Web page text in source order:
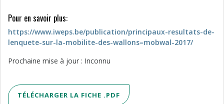
Pour en savoir plus:
https://www.iweps.be/publication/principaux-resultats-de-
lenquete-sur-la-mobilite-des-wallons–mobwal-2017/
Prochaine mise à jour : Inconnu
TÉLÉCHARGER LA FICHE .PDF